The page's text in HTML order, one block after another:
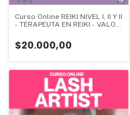
Curso Online REIKI NIVEL I, II Y II
- TERAPEUTA EN REIKI - VALOR
INICIO - 2 meses - Valor
Inscripción:
$20.000,00